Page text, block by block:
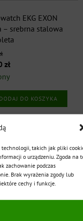
takich jak pliki
o urządzeniu. Zgoda na
zachowanie podczas
Brak wyrażenia zgody lub
cechy i funkcje.
EKG EXON
– srebrna stalowa
zł.
złAktualna
cena
wynosi:
829,00 zł.
DODAJ DO KOSZYKA
BESTSELLER
NOWOŚĆ